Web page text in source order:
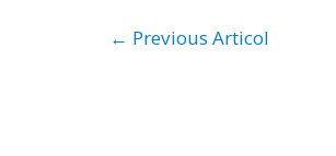
Navigare
← Previous Articol